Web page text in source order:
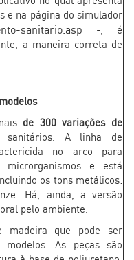
e na página do simulador
sanitario.asp -, é
a maneira correta de
de 300 variações de
A linha de
no arco para
microrganismos e está
os tons metálicos:
Há, ainda, a versão
pelo ambiente.
madeira que pode ser
As peças são